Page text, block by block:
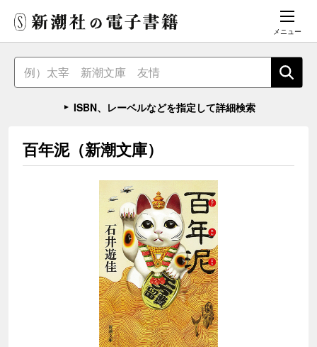
メニュー
ISBN、レーベルなどを指定して詳細検索
百年泥（新潮文庫）